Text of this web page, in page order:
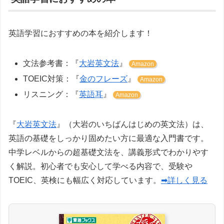
英語学習におすすめの本を紹介します！
文法参考書：『大岩英文法 』 Amazon
TOEIC対策：『金のフレーズ 』 Amazon
リスニング：『英語耳 』 Amazon
『大岩英文法 』（大岩のいちばんはじめの英文法）は、
英語の基礎をしっかり固めたい方に最適な入門書です。
中学レベルからの超基礎文法を、講義形式でわかりやす
く解説。初心者でも安心して学べる内容で、受験や
TOEIC、英検にも幅広く対応しています。 ➡詳しく見る